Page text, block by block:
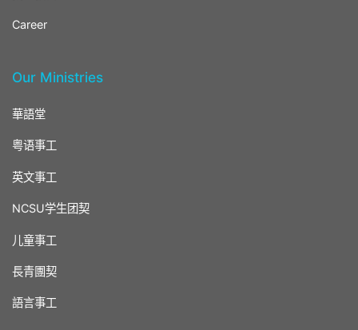
Career
Our Ministries
華語堂
粤语事工
英文事工
NCSU学生团契
儿童事工
長青團契
語言事工